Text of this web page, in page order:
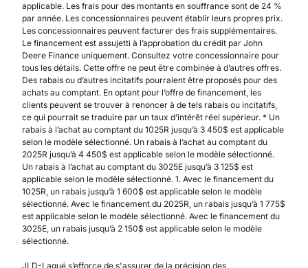
applicable. Les frais pour des montants en souffrance sont de 24 %
par année. Les concessionnaires peuvent établir leurs propres prix.
Les concessionnaires peuvent facturer des frais supplémentaires.
Le financement est assujetti à l’approbation du crédit par John
Deere Finance uniquement. Consultez votre concessionnaire pour
tous les détails. Cette offre ne peut être combinée à d’autres offres.
Des rabais ou d’autres incitatifs pourraient être proposés pour des
achats au comptant. En optant pour l’offre de financement, les
clients peuvent se trouver à renoncer à de tels rabais ou incitatifs,
ce qui pourrait se traduire par un taux d’intérêt réel supérieur. * Un
rabais à l’achat au comptant du 1025R jusqu’à 3 450$ est applicable
selon le modèle sélectionné. Un rabais à l’achat au comptant du
2025R jusqu’à 4 450$ est applicable selon le modèle sélectionné.
Un rabais à l’achat au comptant du 3025E jusqu’à 3 125$ est
applicable selon le modèle sélectionné. 1. Avec le financement du
1025R, un rabais jusqu’à 1 600$ est applicable selon le modèle
sélectionné. Avec le financement du 2025R, un rabais jusqu’à 1 775$
est applicable selon le modèle sélectionné. Avec le financement du
3025E, un rabais jusqu’à 2 150$ est applicable selon le modèle
sélectionné.
JLD-Laguë s’efforce de s'assurer de la précision des